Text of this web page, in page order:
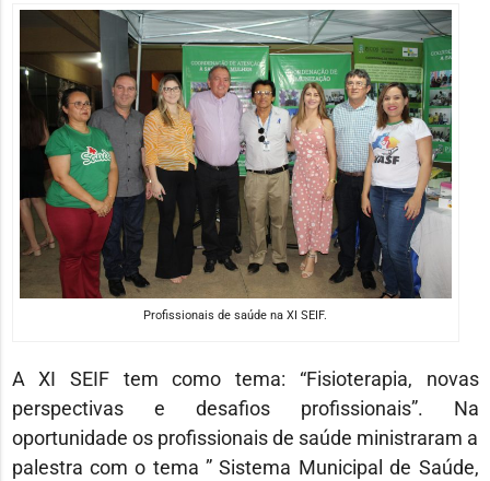
Profissionais de saúde na XI SEIF.
A XI SEIF tem como tema: “Fisioterapia, novas
perspectivas e desafios profissionais”. Na
oportunidade os profissionais de saúde ministraram a
palestra com o tema ” Sistema Municipal de Saúde,